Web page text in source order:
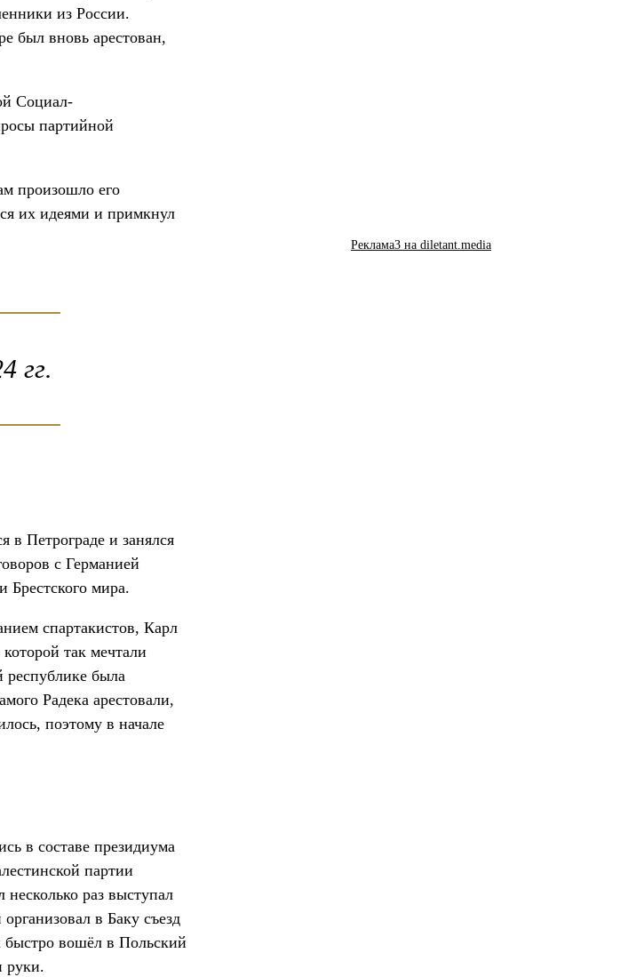
из России.
был вновь арестован,
Социал-
партийной
произошло его
их идеями и примкнул
гг.
Петрограде и занялся
с Германией
Брестского мира.
спартакистов, Карл
так мечтали
была
Радека арестовали,
поэтому в начале
в составе президиума
партии
раз выступал
в Баку съезд
вошёл в Польский
руки.
Реклама3 на diletant.media